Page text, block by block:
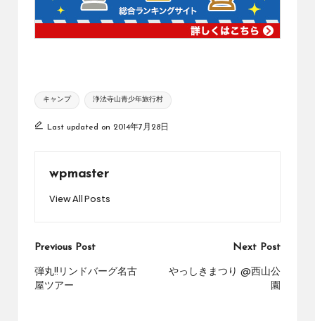
Tags:
キャンプ 浄法寺山青少年旅行村
Last updated on 2014年7月28日
wpmaster
View All Posts
Post
navigation
Previous Post
弾丸!!リンドバーグ名古
屋ツアー
Next Post
やっしきまつり @西山公
園